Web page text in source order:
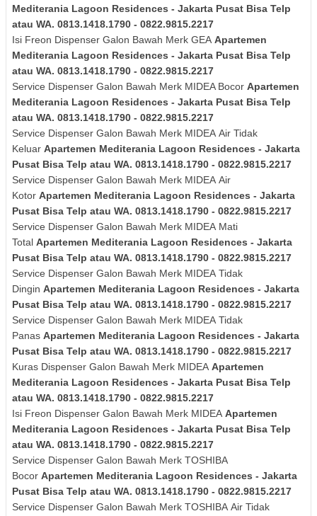
Mediterania Lagoon Residences - Jakarta Pusat Bisa Telp
atau WA. 0813.1418.1790 - 0822.9815.2217
Isi Freon Dispenser Galon Bawah Merk GEA Apartemen
Mediterania Lagoon Residences - Jakarta Pusat Bisa Telp
atau WA. 0813.1418.1790 - 0822.9815.2217
Service Dispenser Galon Bawah Merk MIDEA Bocor Apartemen
Mediterania Lagoon Residences - Jakarta Pusat Bisa Telp
atau WA. 0813.1418.1790 - 0822.9815.2217
Service Dispenser Galon Bawah Merk MIDEA Air Tidak
Keluar Apartemen Mediterania Lagoon Residences - Jakarta
Pusat Bisa Telp atau WA. 0813.1418.1790 - 0822.9815.2217
Service Dispenser Galon Bawah Merk MIDEA Air
Kotor Apartemen Mediterania Lagoon Residences - Jakarta
Pusat Bisa Telp atau WA. 0813.1418.1790 - 0822.9815.2217
Service Dispenser Galon Bawah Merk MIDEA Mati
Total Apartemen Mediterania Lagoon Residences - Jakarta
Pusat Bisa Telp atau WA. 0813.1418.1790 - 0822.9815.2217
Service Dispenser Galon Bawah Merk MIDEA Tidak
Dingin Apartemen Mediterania Lagoon Residences - Jakarta
Pusat Bisa Telp atau WA. 0813.1418.1790 - 0822.9815.2217
Service Dispenser Galon Bawah Merk MIDEA Tidak
Panas Apartemen Mediterania Lagoon Residences - Jakarta
Pusat Bisa Telp atau WA. 0813.1418.1790 - 0822.9815.2217
Kuras Dispenser Galon Bawah Merk MIDEA Apartemen
Mediterania Lagoon Residences - Jakarta Pusat Bisa Telp
atau WA. 0813.1418.1790 - 0822.9815.2217
Isi Freon Dispenser Galon Bawah Merk MIDEA Apartemen
Mediterania Lagoon Residences - Jakarta Pusat Bisa Telp
atau WA. 0813.1418.1790 - 0822.9815.2217
Service Dispenser Galon Bawah Merk TOSHIBA
Bocor Apartemen Mediterania Lagoon Residences - Jakarta
Pusat Bisa Telp atau WA. 0813.1418.1790 - 0822.9815.2217
Service Dispenser Galon Bawah Merk TOSHIBA Air Tidak